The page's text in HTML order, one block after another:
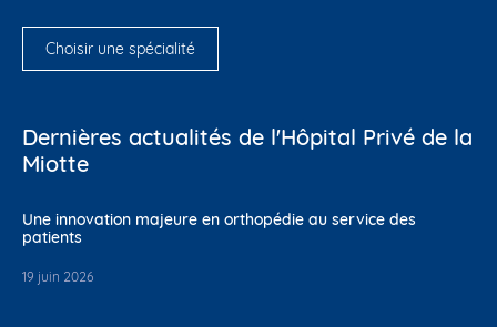
Choisir une spécialité
Dernières actualités de l'Hôpital Privé de la
Miotte
Une innovation majeure en orthopédie au service des
patients
19 juin 2026